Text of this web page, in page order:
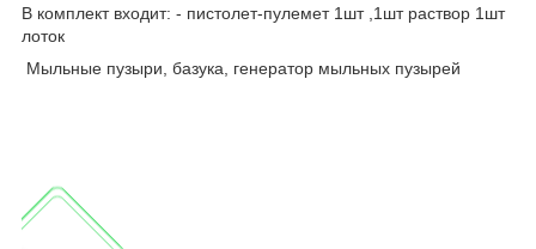
В комплект входит: - пистолет-пулемет 1шт ,1шт раствор 1шт
лоток
Мыльные пузыри, базука, генератор мыльных пузырей